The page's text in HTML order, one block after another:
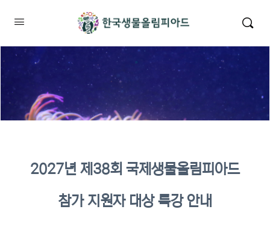
2027년 제38회 국제생물올림피아드
참가 지원자 대상 특강 안내